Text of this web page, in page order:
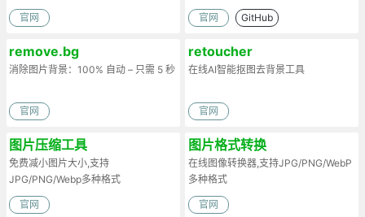
官网 官网 GitHub
remove.bg
消除图片背景：100% 自动 – 只需 5 秒
官网
retoucher
在线AI智能抠图去背景工具
官网
图片压缩工具
免费减小图片大小,支持
JPG/PNG/Webp多种格式
官网
图片格式转换
在线图像转换器,支持JPG/PNG/WebP
多种格式
官网